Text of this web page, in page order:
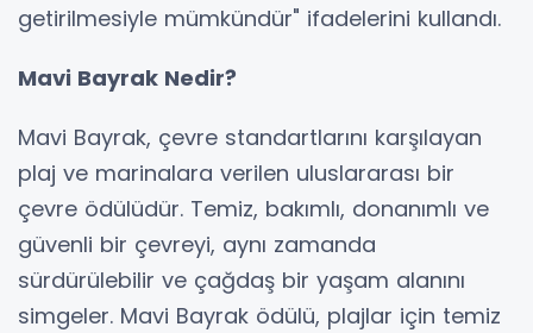
getirilmesiyle mümkündür" ifadelerini kullandı.
Mavi Bayrak Nedir?
Mavi Bayrak, çevre standartlarını karşılayan
plaj ve marinalara verilen uluslararası bir
çevre ödülüdür. Temiz, bakımlı, donanımlı ve
güvenli bir çevreyi, aynı zamanda
sürdürülebilir ve çağdaş bir yaşam alanını
simgeler. Mavi Bayrak ödülü, plajlar için temiz